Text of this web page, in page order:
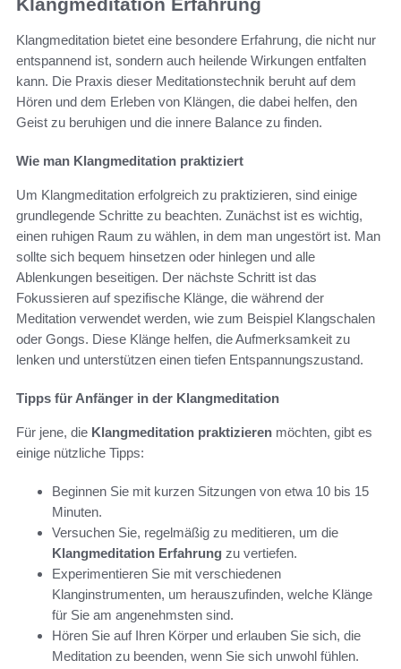
Klangmeditation bietet eine besondere Erfahrung, die nicht nur
entspannend ist, sondern auch heilende Wirkungen entfalten
kann. Die Praxis dieser Meditationstechnik beruht auf dem
Hören und dem Erleben von Klängen, die dabei helfen, den
Geist zu beruhigen und die innere Balance zu finden.
Wie man Klangmeditation praktiziert
Um Klangmeditation erfolgreich zu praktizieren, sind einige
grundlegende Schritte zu beachten. Zunächst ist es wichtig,
einen ruhigen Raum zu wählen, in dem man ungestört ist. Man
sollte sich bequem hinsetzen oder hinlegen und alle
Ablenkungen beseitigen. Der nächste Schritt ist das
Fokussieren auf spezifische Klänge, die während der
Meditation verwendet werden, wie zum Beispiel Klangschalen
oder Gongs. Diese Klänge helfen, die Aufmerksamkeit zu
lenken und unterstützen einen tiefen Entspannungszustand.
Tipps für Anfänger in der Klangmeditation
Für jene, die Klangmeditation praktizieren möchten, gibt es
einige nützliche Tipps:
Beginnen Sie mit kurzen Sitzungen von etwa 10 bis 15
Minuten.
Versuchen Sie, regelmäßig zu meditieren, um die
Klangmeditation Erfahrung zu vertiefen.
Experimentieren Sie mit verschiedenen
Klanginstrumenten, um herauszufinden, welche Klänge
für Sie am angenehmsten sind.
Hören Sie auf Ihren Körper und erlauben Sie sich, die
Meditation zu beenden, wenn Sie sich unwohl fühlen.